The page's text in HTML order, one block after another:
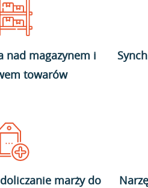
nad magazynem i
towarów
marży do